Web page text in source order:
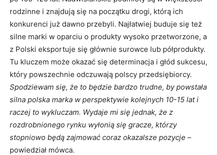
rodzinne i znajdują się na początku drogi, którą ich
konkurenci już dawno przebyli. Najłatwiej buduje się też
silne marki w oparciu o produkty wysoko przetworzone, a
z Polski eksportuje się głównie surowce lub półprodukty.
Tu kluczem może okazać się determinacja i głód sukcesu,
który powszechnie odczuwają polscy przedsiębiorcy.
Spodziewam się, że to będzie bardzo trudne, by powstała
silna polska marka w perspektywie kolejnych 10-15 lat i
raczej to wykluczam. Wydaje mi się jednak, że z
rozdrobnionego rynku wyłonią się gracze, którzy
stopniowo będą zajmować coraz okazalsze pozycje –
powiedział mówca.